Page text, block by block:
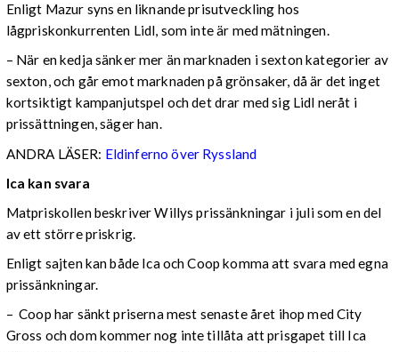
Enligt Mazur syns en liknande prisutveckling hos
lågpriskonkurrenten Lidl, som inte är med mätningen.
– När en kedja sänker mer än marknaden i sexton kategorier av
sexton, och går emot marknaden på grönsaker, då är det inget
kortsiktigt kampanjutspel och det drar med sig Lidl neråt i
prissättningen, säger han.
ANDRA LÄSER: Eldinferno över Ryssland
Ica kan svara
Matpriskollen beskriver Willys prissänkningar i juli som en del
av ett större priskrig.
Enligt sajten kan både Ica och Coop komma att svara med egna
prissänkningar.
– Coop har sänkt priserna mest senaste året ihop med City
Gross och dom kommer nog inte tillåta att prisgapet till Ica